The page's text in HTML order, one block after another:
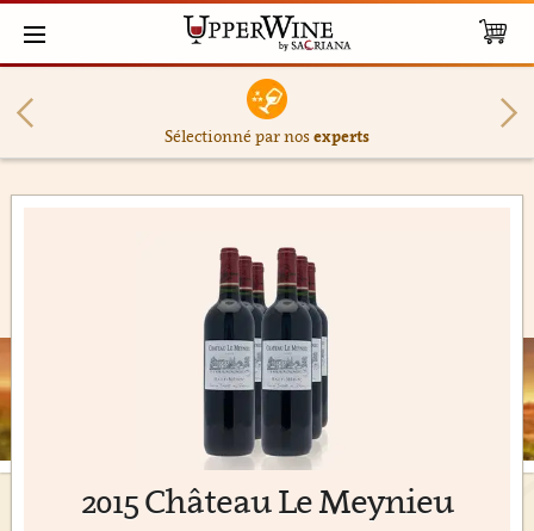
Sélectionné par nosexperts
2015 Château Le Meynieu